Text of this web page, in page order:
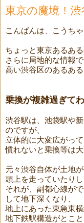
東京の魔境！
こんばんは、こうちゃ
ちょっと東京あるある
さらに局地的な情報
高い渋谷区のあるあ
乗換が複雑過ぎて
渋谷駅は、池袋駅や
のですが、
立体的に大変広がって
慣れないと乗換等は
元々渋谷自体が土地
頭上を走っていたりし
それが、副都心線が
して地下深くなり、
地上にあった東急東横
地下鉄駅構造がとこ